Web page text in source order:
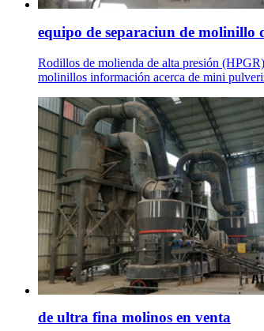
equipo de separaciun de molinillo
Rodillos de molienda de alta presión
molinillos información acerca de mini
de ultra fina molinos en venta